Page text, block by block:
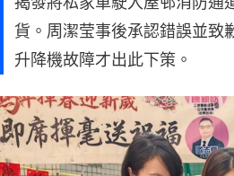
貨。周潔莹事後承認錯誤並致
升降機故障才出此下策。